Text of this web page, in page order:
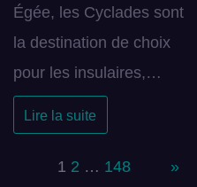
Égée, les Cyclades sont
la destination de choix
pour les insulaires,…
Lire la suite
1 2 … 148 »